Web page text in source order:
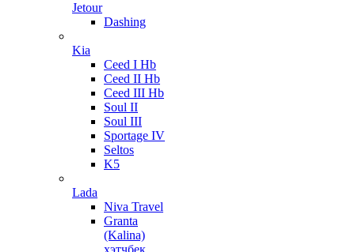
Jetour
Dashing
Kia
Ceed I Hb
Ceed II Hb
Ceed III Hb
Soul II
Soul III
Sportage IV
Seltos
K5
Lada
Niva Travel
Granta
(Kalina)
хэтчбек